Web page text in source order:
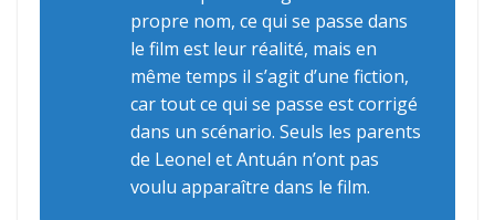
propre nom, ce qui se passe dans
le film est leur réalité, mais en
même temps il s’agit d’une fiction,
car tout ce qui se passe est corrigé
dans un scénario. Seuls les parents
de Leonel et Antuán n’ont pas
voulu apparaître dans le film.